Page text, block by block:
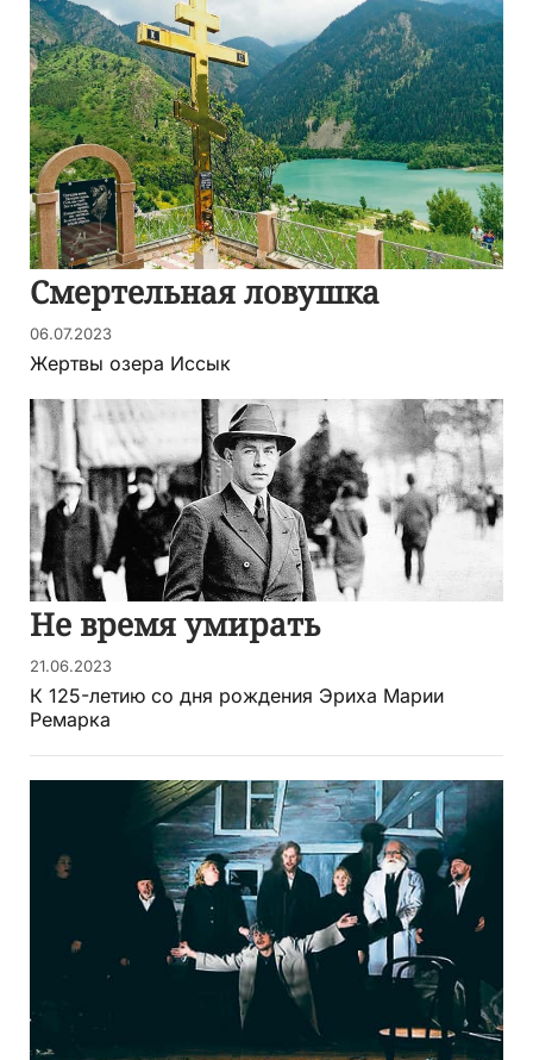
Смертельная ловушка
06.07.2023
Жертвы озера Иссык
Не время умирать
21.06.2023
К 125-летию со дня рождения Эриха Марии
Ремарка